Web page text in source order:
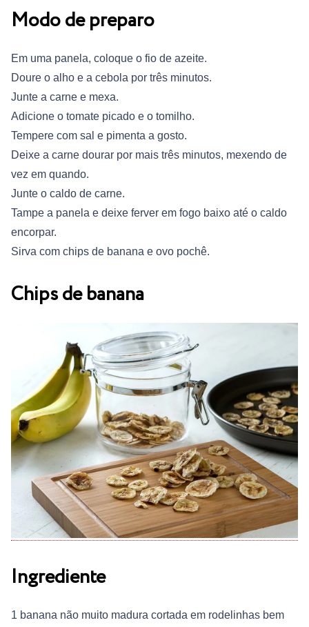
Modo de preparo
Em uma panela, coloque o fio de azeite.
Doure o alho e a cebola por três minutos.
Junte a carne e mexa.
Adicione o tomate picado e o tomilho.
Tempere com sal e pimenta a gosto.
Deixe a carne dourar por mais três minutos, mexendo de
vez em quando.
Junte o caldo de carne.
Tampe a panela e deixe ferver em fogo baixo até o caldo
encorpar.
Sirva com chips de banana e ovo pochê.
Chips de banana
Ingrediente
1 banana não muito madura cortada em rodelinhas bem